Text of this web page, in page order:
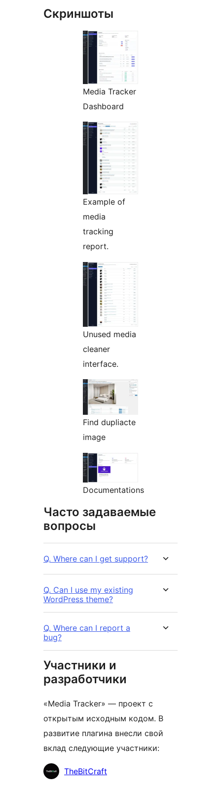
Скриншоты
Media Tracker
Dashboard
Example of
media
tracking
report.
Unused media
cleaner
interface.
Find dupliacte
image
Documentations
Часто задаваемые
вопросы
Q. Where can I get support?
Q. Can I use my existing
WordPress theme?
Q. Where can I report a
bug?
Участники и
разработчики
«Media Tracker» — проект с
открытым исходным кодом. В
развитие плагина внесли свой
вклад следующие участники:
УчастникиTheBitCraft